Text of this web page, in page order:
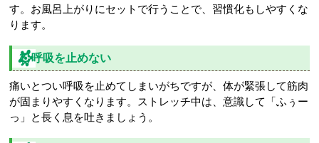
す。お風呂上がりにセットで行うことで、習慣化もしやすくな
ります。
2. 呼吸を止めない
痛いとつい呼吸を止めてしまいがちですが、体が緊張して筋肉
が固まりやすくなります。ストレッチ中は、意識して「ふぅー
っ」と長く息を吐きましょう。